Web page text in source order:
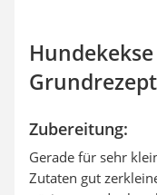
Grundrezept
Zubereitung:
Gerade für sehr
Zutaten gut